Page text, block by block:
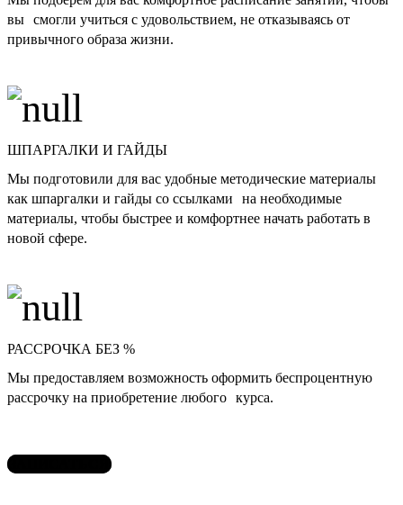
вы смогли учиться с удовольствием, не отказываясь от
привычного образа жизни.
ШПАРГАЛКИ И ГАЙДЫ
Мы подготовили для вас удобные методические материалы
как шпаргалки и гайды со ссылками на необходимые
материалы, чтобы быстрее и комфортнее начать работать в
новой сфере.
РАССРОЧКА БЕЗ %
Мы предоставляем возможность оформить беспроцентную
рассрочку на приобретение любого курса.